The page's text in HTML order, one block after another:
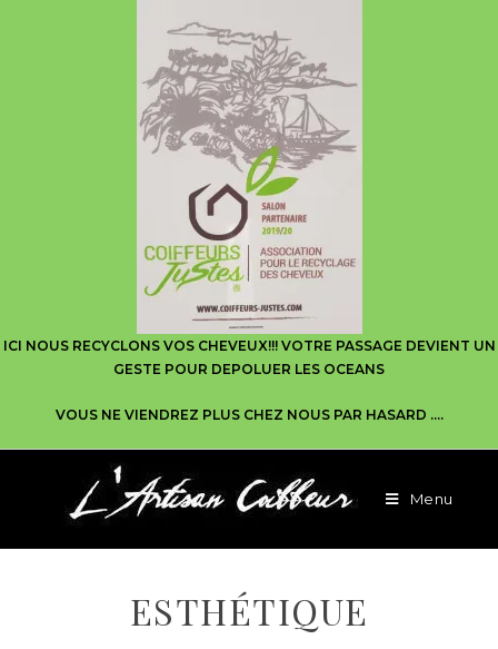
ICI NOUS RECYCLONS VOS CHEVEUX!!! VOTRE PASSAGE DEVIENT UN
GESTE POUR DEPOLUER LES OCEANS
VOUS NE VIENDREZ PLUS CHEZ NOUS PAR HASARD ….
Menu
ESTHÉTIQUE